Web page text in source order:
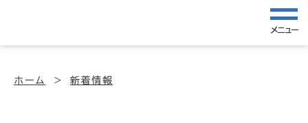
メニュー
ホーム 新着情報